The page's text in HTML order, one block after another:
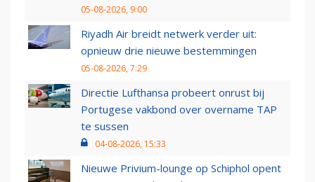
05-08-2026, 9:00
Riyadh Air breidt netwerk verder uit:
opnieuw drie nieuwe bestemmingen
05-08-2026, 7:29
Directie Lufthansa probeert onrust bij
Portugese vakbond over overname TAP
te sussen
04-08-2026, 15:33
Nieuwe Privium-lounge op Schiphol opent